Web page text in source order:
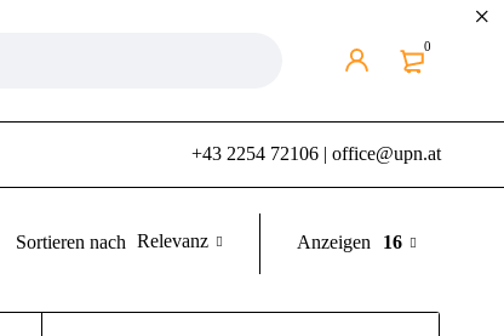
0
+43 2254 72106 | office@upn.at
Sortieren nach Relevanz Anzeigen 16